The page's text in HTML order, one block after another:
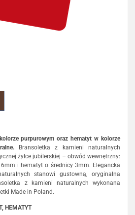
purpurowym oraz hematyt w kolorze
Bransoletka z kamieni naturalnych
żyłce jubilerskiej – obwód wewnętrzny:
i hematyt o średnicy 3mm. Elegancka
stanowi gustowną, oryginalna
z kamieni naturalnych wykonana
Made in Poland.
HEMATYT